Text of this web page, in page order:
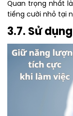
Quan trọng nhất
tiếng cười nhỏ tại
3.7. Sử